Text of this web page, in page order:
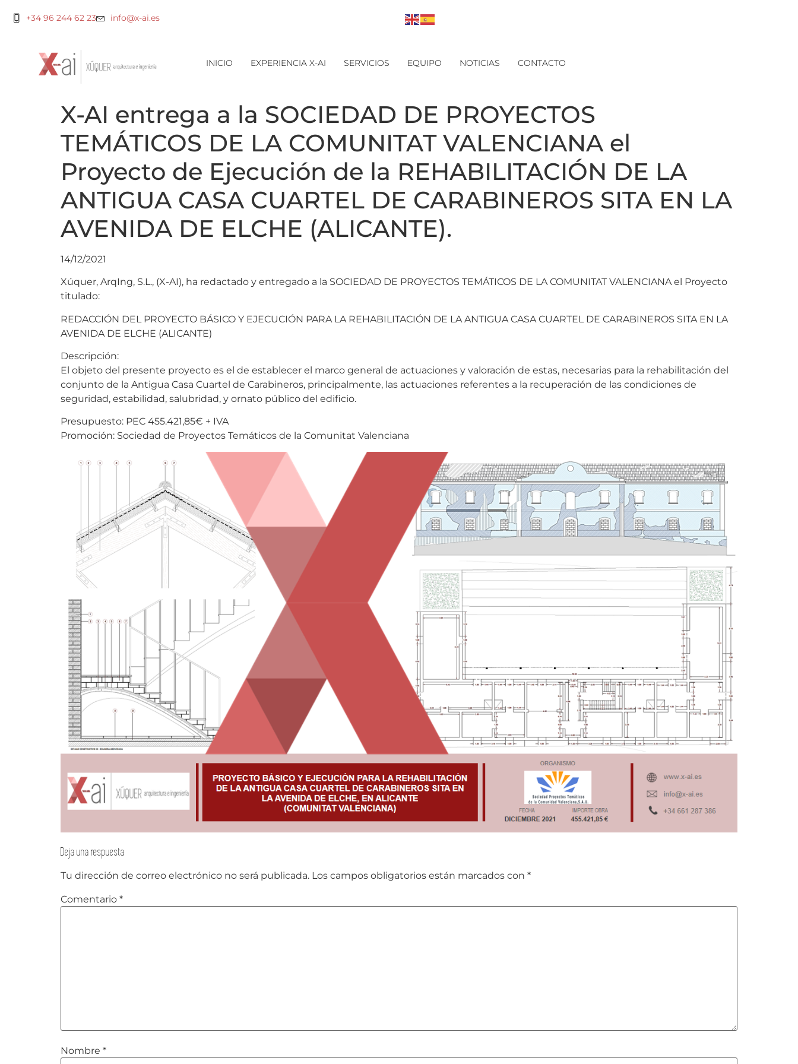
+34 96 244 62 23 info@x-ai.es
INICIO EXPERIENCIA X-AI SERVICIOS EQUIPO NOTICIAS CONTACTO
X-AI entrega a la SOCIEDAD DE PROYECTOS
TEMÁTICOS DE LA COMUNITAT VALENCIANA el
Proyecto de Ejecución de la REHABILITACIÓN DE LA
ANTIGUA CASA CUARTEL DE CARABINEROS SITA EN LA
AVENIDA DE ELCHE (ALICANTE).
14/12/2021
Xúquer, ArqIng, S.L., (X-AI), ha redactado y entregado a la SOCIEDAD DE PROYECTOS TEMÁTICOS DE LA COMUNITAT VALENCIANA el Proyecto
titulado:
REDACCIÓN DEL PROYECTO BÁSICO Y EJECUCIÓN PARA LA REHABILITACIÓN DE LA ANTIGUA CASA CUARTEL DE CARABINEROS SITA EN LA
AVENIDA DE ELCHE (ALICANTE)
Descripción:
El objeto del presente proyecto es el de establecer el marco general de actuaciones y valoración de estas, necesarias para la rehabilitación del
conjunto de la Antigua Casa Cuartel de Carabineros, principalmente, las actuaciones referentes a la recuperación de las condiciones de
seguridad, estabilidad, salubridad, y ornato público del edificio.
Presupuesto: PEC 455.421,85€ + IVA
Promoción: Sociedad de Proyectos Temáticos de la Comunitat Valenciana
Deja una respuesta
Tu dirección de correo electrónico no será publicada. Los campos obligatorios están marcados con *
Comentario *
Nombre *